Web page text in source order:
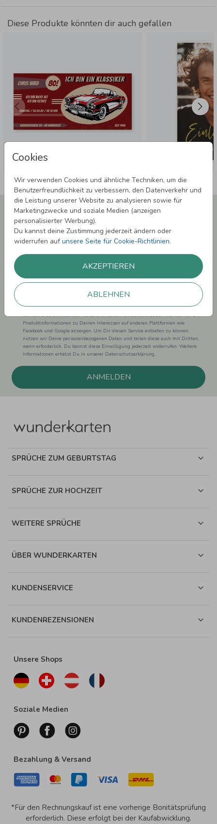
Cookies
Wir verwenden Cookies und ähnliche Techniken, um die
Benutzerfreundlichkeit zu verbessern, den Datenverkehr und
die Leistung unserer Website zu analysieren sowie für
Marketingzwecke und soziale Medien (anzeigen
personalisierter Werbung).
Du kannst deine Zustimmung jederzeit ändern oder
widerrufen aufunsere Seite für Cookie-Richtlinien.
AKZEPTIEREN
ABLEHNEN
Diese Produkte könnten dir auch gefallen
Newsletter abonnieren und 5,00 € Rabatt**
sichern!
Melde Dich zu unserem Newsletter an und bleibe auf dem
Laufenden.
dass wir Dich mit neuesten Informationen aus unserem Angebot informieren
können. Dies umfasst den Versand unseres Newsletters. Zudem können wir Dir
Produktinformationen zu Deinen Interessen auf anderen Plattformen wie
Facebook und Google anzeigen. Um Dir diesen Service anbieten zu können,
nutzen wir Deine personenbezogenen Daten und teilen diese auch mit Dritten,
wenn erforderlich. Du kannst diese Einwilligung jederzeit widerrufen. Weitere
Informationen erhätst Du in unserer Datenschutzerklärung.
ANMELDEN
SPRÜCHE ZUM GEBURTSTAG
SPRÜCHE ZUR HOCHZEIT
WEITERE SPRÜCHE
ÜBER WUNDERKARTEN
KUNDENSERVICE
KUNDENREZENSIONEN
Unsere Shops
Soziale Medien
Bezahlung & Versand
*Für den Rechnungskauf ist eine vorherige Bonitätsprüfung
erforderlich. Diese erfolgt bei der Kaufabwicklung.